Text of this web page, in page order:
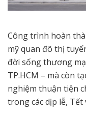
Công trình hoàn
mỹ quan đô thị
đời sống thương
TP.HCM – mà còn
nghiệm thuận tiện
trong các dịp lễ,